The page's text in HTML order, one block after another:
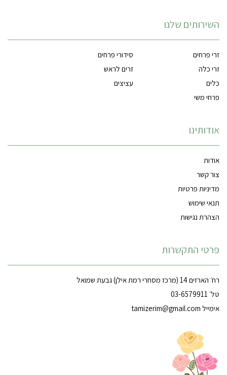
השירותים שלנו
זרי פרחים
סידורי פרחים
זרי כלה
זרים לראש
כלים
עציצים
פרחי משי
אודותינו
אודות
צור קשר
מדיניות פרטיות
תנאי שימוש
הצהרת נגישות
פרטי התקשרות
רח׳ הארזים 14 (מרכז מסחרי רמת אילן) גבעת שמואל
טל׳ 03-6579911
אימייל tamizerim@gmail.com